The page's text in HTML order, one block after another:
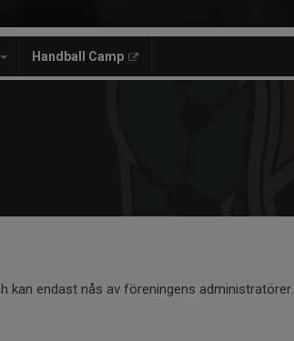
Handball Camp
kan endast nås av föreningens administratörer.